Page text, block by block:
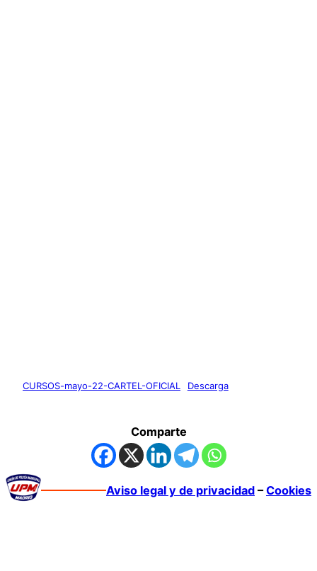
CURSOS-mayo-22-CARTEL-OFICIAL Descarga
Comparte
Aviso legal y de privacidad –Cookies